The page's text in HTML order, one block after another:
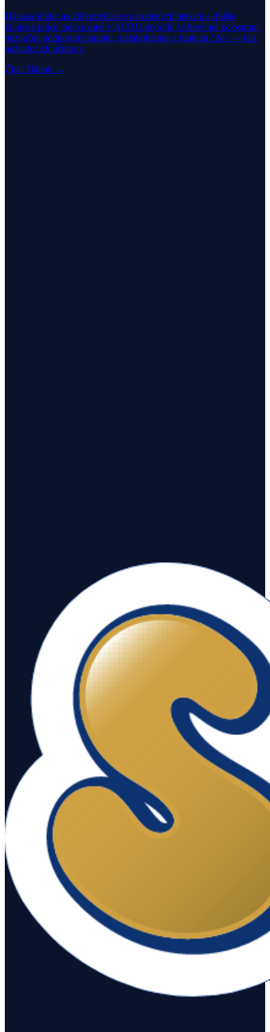
Dánska štúdia na 200 predčasne narodených deťoch a ďalšie
klinické práce indexované v NCBI potvrdili, že bovinné kolostrum
bezpečne podporuje imunitu, metabolizmus a funkciu čriev — bez
nežiaducich účinkov.
Čítať článok →